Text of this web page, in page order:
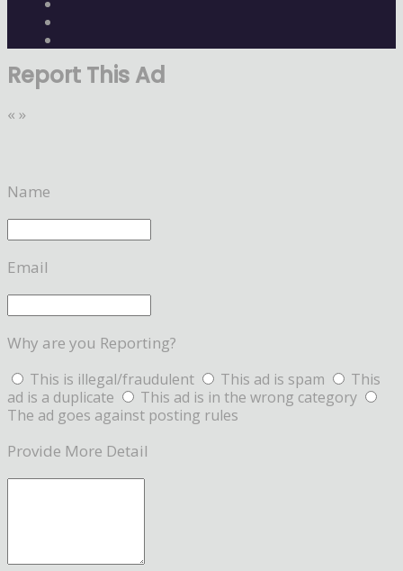
Report This Ad
« »
Name
Email
Why are you Reporting?
This is illegal/fraudulent This ad is spam
This
ad is a duplicate
This ad is in the wrong category
The ad goes against posting rules
Provide More Detail